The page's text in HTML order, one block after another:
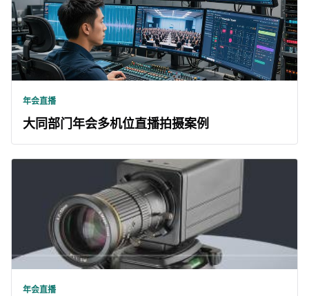
年会直播
大同部门年会多机位直播拍摄案例
年会直播